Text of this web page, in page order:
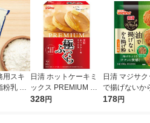
用スキ
粉乳 北
1袋
日清 ホットケーキミ
ックス PREMIUM 極
ふっくら 国内麦小麦
328円
日清 マジサ
で揚げないか
しょうゆ味
178円